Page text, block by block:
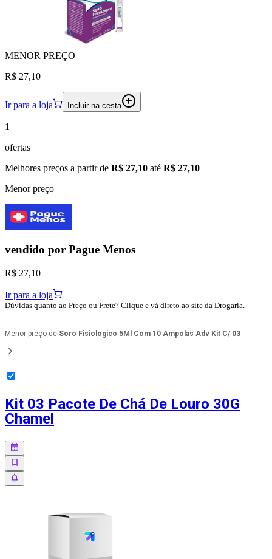
MENOR PREÇO
R$ 27,10
Ir para a loja Incluir na cesta
1
ofertas
Melhores preços a partir de R$ 27,10 até R$ 27,10
Menor preço
vendido por Pague Menos
R$ 27,10
Ir para a loja
Dúvidas quanto ao Preço ou Frete? Clique e vá direto ao site da Drogaria.
Menor preço de Soro Fisiologico 5Ml Com 10 Ampolas Adv Kit C/ 03
Kit 03 Pacote De Chá De Louro 30G
Chamel